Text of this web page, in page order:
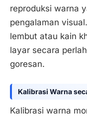
reproduksi warna
pengalaman
lembut atau kain
layar secara
goresan.
Kalibrasi Warna
Kalibrasi warna